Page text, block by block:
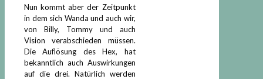
Nun kommt aber der Zeitpunkt
in dem sich Wanda und auch wir,
von Billy, Tommy und auch
Vision verabschieden müssen.
Die Auflösung des Hex, hat
bekanntlich auch Auswirkungen
auf die drei. Natürlich werden